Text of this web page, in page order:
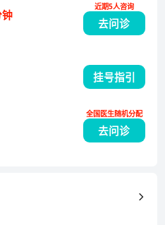
去问诊
近期5人咨询
挂号指引
去问诊
全国医生随机分配